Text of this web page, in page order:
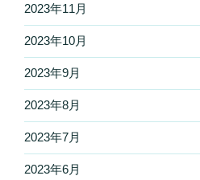
2023年11月
2023年10月
2023年9月
2023年8月
2023年7月
2023年6月